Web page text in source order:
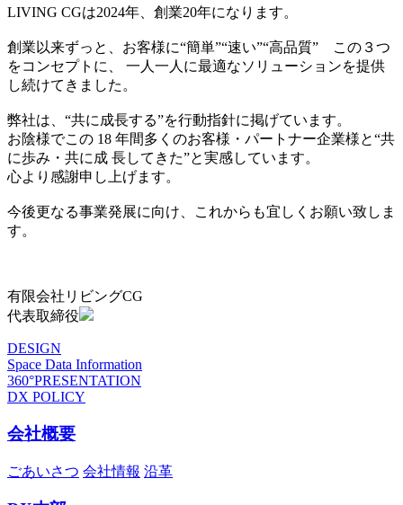
LIVING CGは2024年、創業20年になります。
創業以来ずっと、お客様に“簡単”“速い”“高品質” この３つ
をコンセプトに、 一人一人に最適なソリューションを提供
し続けてきました。
弊社は、“共に成長する”を行動指針に掲げています。
お陰様でこの 18 年間多くのお客様・パートナー企業様と“共
に歩み・共に成 長してきた”と実感しています。
心より感謝申し上げます。
今後更なる事業発展に向け、これからも宜しくお願い致しま
す。
有限会社リビングCG
代表取締役
DESIGN
Space Data Information
360°PRESENTATION
DX POLICY
会社概要
ごあいさつ 会社情報 沿革